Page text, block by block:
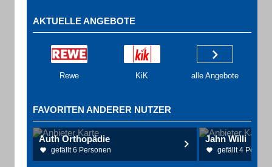
AKTUELLE ANGEBOTE
Rewe KiK alle Angebote
FAVORITEN ANDERER NUTZER
Auth Orthopädie
gefällt 6 Personen
Jahn Willi
gefällt 4